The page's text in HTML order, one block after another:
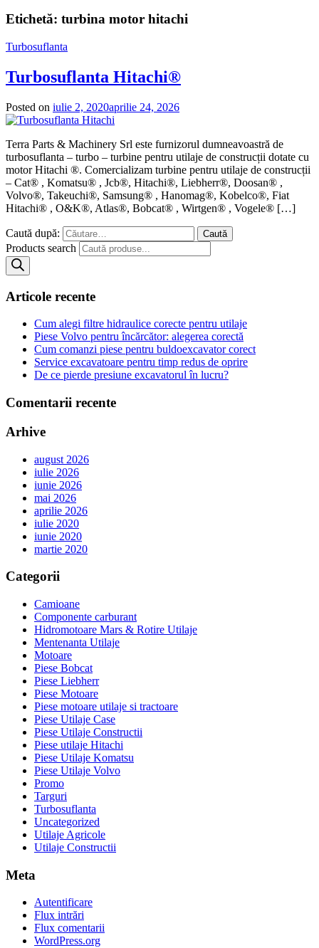
Etichetă: turbina motor hitachi
Turbosuflanta
Turbosuflanta Hitachi®
Posted on iulie 2, 2020aprilie 24, 2026
Terra Parts & Machinery Srl este furnizorul dumneavoastră de
turbosuflanta – turbo – turbine pentru utilaje de construcții dotate cu
motor Hitachi ®. Comercializam turbine pentru utilaje de construcții
– Cat® , Komatsu® , Jcb®, Hitachi®, Liebherr®, Doosan® ,
Volvo®, Takeuchi®, Samsung® , Hanomag®, Kobelco®, Fiat
Hitachi® , O&K®, Atlas®, Bobcat® , Wirtgen® , Vogele® […]
Caută după:
Products search
Articole recente
Cum alegi filtre hidraulice corecte pentru utilaje
Piese Volvo pentru încărcător: alegerea corectă
Cum comanzi piese pentru buldoexcavator corect
Service excavatoare pentru timp redus de oprire
De ce pierde presiune excavatorul în lucru?
Comentarii recente
Arhive
august 2026
iulie 2026
iunie 2026
mai 2026
aprilie 2026
iulie 2020
iunie 2020
martie 2020
Categorii
Camioane
Componente carburant
Hidromotoare Mars & Rotire Utilaje
Mentenanta Utilaje
Motoare
Piese Bobcat
Piese Liebherr
Piese Motoare
Piese motoare utilaje si tractoare
Piese Utilaje Case
Piese Utilaje Constructii
Piese utilaje Hitachi
Piese Utilaje Komatsu
Piese Utilaje Volvo
Promo
Targuri
Turbosuflanta
Uncategorized
Utilaje Agricole
Utilaje Constructii
Meta
Autentificare
Flux intrări
Flux comentarii
WordPress.org